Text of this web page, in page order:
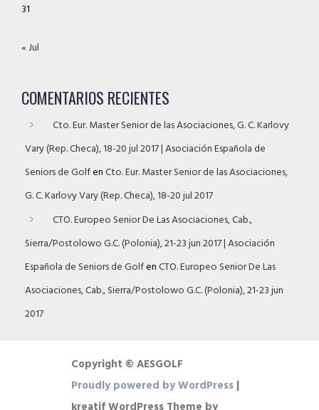
31
« Jul
COMENTARIOS RECIENTES
Cto. Eur. Master Senior de las Asociaciones, G. C. Karlovy
Vary (Rep. Checa), 18-20 jul 2017 | Asociación Española de
Seniors de GolfenCto. Eur. Master Senior de las Asociaciones,
G. C. Karlovy Vary (Rep. Checa), 18-20 jul 2017
CTO. Europeo Senior De Las Asociaciones, Cab.,
Sierra/Postolowo G.C. (Polonia), 21-23 jun 2017 | Asociación
Española de Seniors de GolfenCTO. Europeo Senior De Las
Asociaciones, Cab., Sierra/Postolowo G.C. (Polonia), 21-23 jun
2017
Copyright © AESGOLF
Proudly powered by WordPress |